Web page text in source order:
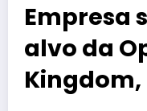
Empresa
alvo da
Kingdom,